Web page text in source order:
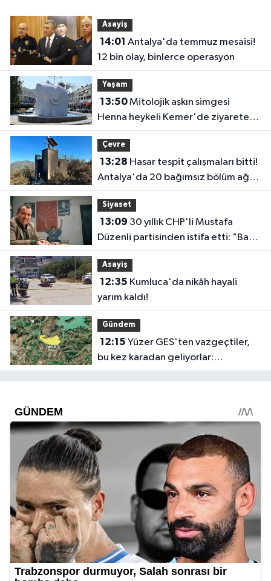
Asayiş
14:01
12 bin olay, binlerce operasyon
Yaşam
13:50Mitolojik aşkın simgesi
Henna heykeli Kemer'de ziyarete
açıldı
Çevre
13:28
Antalya'da 20 bağımsız bölüm ağır
hasar gördü
Siyaset
13:09
Düzenli partisinden istifa etti: "Bazı
vedalar vicdandan doğar"
Asayiş
12:35
yarım kaldı!
Gündem
12:15
bu kez karadan geliyorlar:
Manavgat Barajı yakınında GES